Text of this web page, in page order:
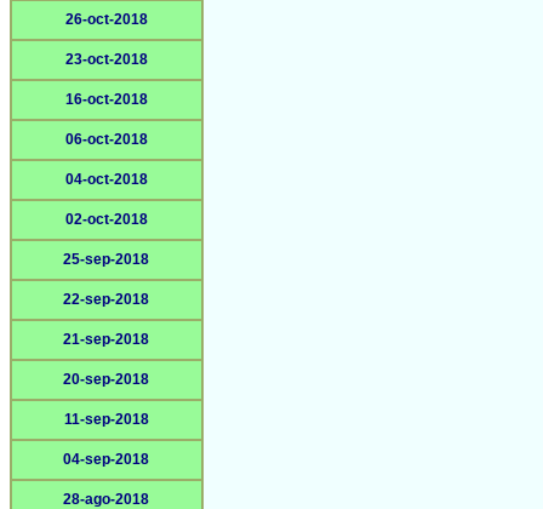
26-oct-2018
23-oct-2018
16-oct-2018
06-oct-2018
04-oct-2018
02-oct-2018
25-sep-2018
22-sep-2018
21-sep-2018
20-sep-2018
11-sep-2018
04-sep-2018
28-ago-2018